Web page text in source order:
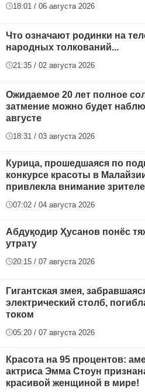
18:01 / 06 августа 2026
Что означают родинки на
народных толкований...
21:35 / 02 августа 2026
Ожидаемое 20 лет полное
затмение можно будет
августе
18:31 / 03 августа 2026
Курица, прошедшаяся по
конкурсе красоты в
привлекла внимание
07:02 / 04 августа 2026
Абдуқодир Ҳусанов понёс
утрату
20:15 / 07 августа 2026
Гигантская змея,
электрический столб,
током
05:20 / 07 августа 2026
Красота на 95 процентов:
актриса Эмма Стоун
красивой женщиной в мире!